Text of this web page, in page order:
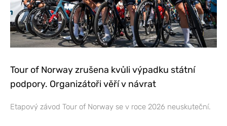
Tour of Norway zrušena kvůli výpadku státní
podpory. Organizátoři věří v návrat
Etapový závod Tour of Norway se v roce 2026 neuskuteční.